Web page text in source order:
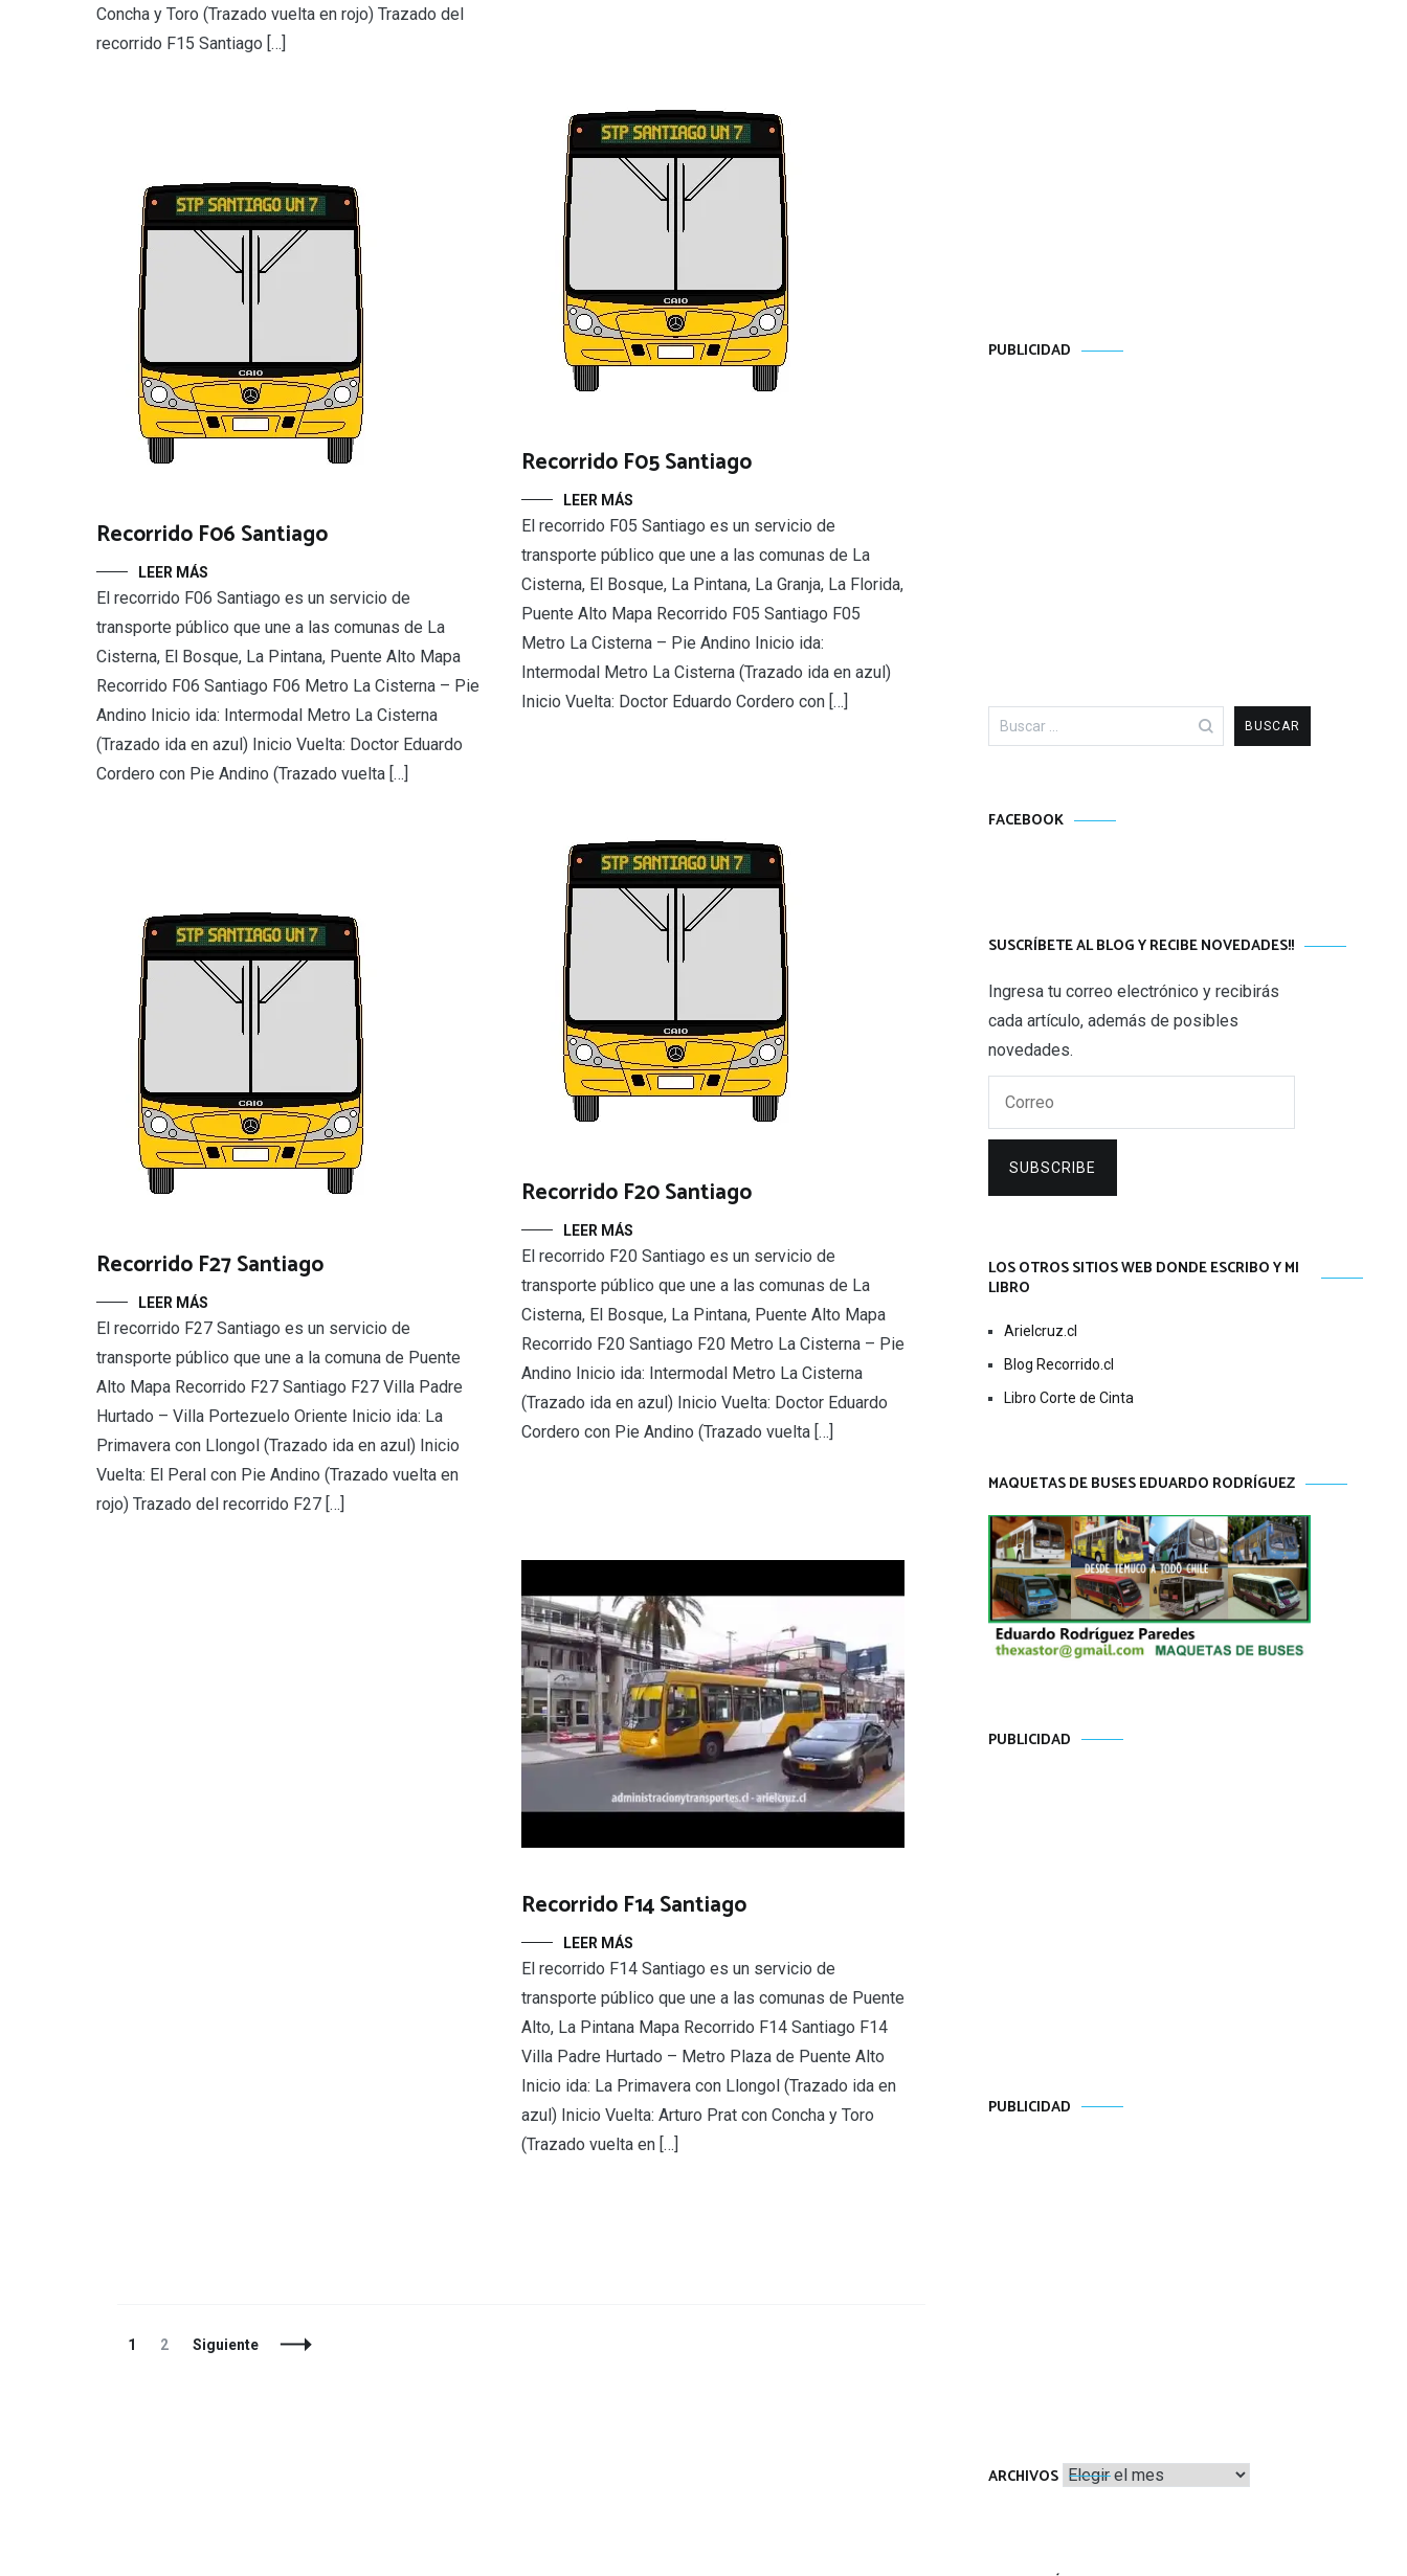
Concha y Toro (Trazado vuelta en rojo) Trazado del
recorrido F15 Santiago […]
Recorrido F05 Santiago
LEER MÁS
El recorrido F05 Santiago es un servicio de
transporte público que une a las comunas de La
Cisterna, El Bosque, La Pintana, La Granja, La Florida,
Puente Alto Mapa Recorrido F05 Santiago F05
Metro La Cisterna – Pie Andino Inicio ida:
Intermodal Metro La Cisterna (Trazado ida en azul)
Inicio Vuelta: Doctor Eduardo Cordero con […]
Recorrido F06 Santiago
LEER MÁS
El recorrido F06 Santiago es un servicio de
transporte público que une a las comunas de La
Cisterna, El Bosque, La Pintana, Puente Alto Mapa
Recorrido F06 Santiago F06 Metro La Cisterna – Pie
Andino Inicio ida: Intermodal Metro La Cisterna
(Trazado ida en azul) Inicio Vuelta: Doctor Eduardo
Cordero con Pie Andino (Trazado vuelta […]
Recorrido F20 Santiago
LEER MÁS
El recorrido F20 Santiago es un servicio de
transporte público que une a las comunas de La
Cisterna, El Bosque, La Pintana, Puente Alto Mapa
Recorrido F20 Santiago F20 Metro La Cisterna – Pie
Andino Inicio ida: Intermodal Metro La Cisterna
(Trazado ida en azul) Inicio Vuelta: Doctor Eduardo
Cordero con Pie Andino (Trazado vuelta […]
Recorrido F27 Santiago
LEER MÁS
El recorrido F27 Santiago es un servicio de
transporte público que une a la comuna de Puente
Alto Mapa Recorrido F27 Santiago F27 Villa Padre
Hurtado – Villa Portezuelo Oriente Inicio ida: La
Primavera con Llongol (Trazado ida en azul) Inicio
Vuelta: El Peral con Pie Andino (Trazado vuelta en
rojo) Trazado del recorrido F27 […]
Recorrido F14 Santiago
LEER MÁS
El recorrido F14 Santiago es un servicio de
transporte público que une a las comunas de Puente
Alto, La Pintana Mapa Recorrido F14 Santiago F14
Villa Padre Hurtado – Metro Plaza de Puente Alto
Inicio ida: La Primavera con Llongol (Trazado ida en
azul) Inicio Vuelta: Arturo Prat con Concha y Toro
(Trazado vuelta en […]
Navegación
Página
1 Página
2 Siguiente
PUBLICIDAD
Buscar:
FACEBOOK
SUSCRÍBETE AL BLOG Y RECIBE NOVEDADES!!
Ingresa tu correo electrónico y recibirás
cada artículo, además de posibles
novedades.
SUBSCRIBE
LOS OTROS SITIOS WEB DONDE ESCRIBO Y MI
LIBRO
Arielcruz.cl
Blog Recorrido.cl
Libro Corte de Cinta
MAQUETAS DE BUSES EDUARDO RODRÍGUEZ
PUBLICIDAD
PUBLICIDAD
ARCHIVOS Archivos